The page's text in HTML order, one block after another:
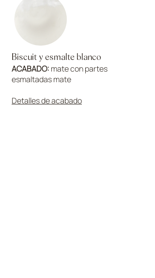
Biscuit y esmalte blanco
ACABADO: mate con partes
esmaltadas mate
Detalles de acabado